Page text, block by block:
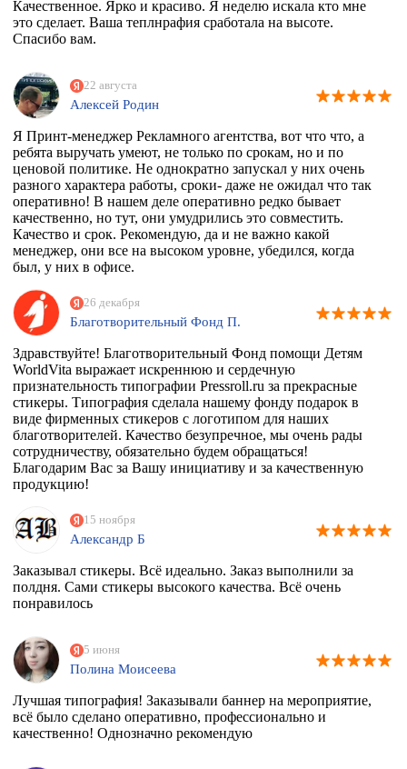
Качественное. Ярко и красиво. Я неделю искала кто мне
это сделает. Ваша теплнрафия сработала на высоте.
Спасибо вам.
22 августа
Алексей Родин
Я Принт-менеджер Рекламного агентства, вот что что, а
ребята выручать умеют, не только по срокам, но и по
ценовой политике. Не однократно запускал у них очень
разного характера работы, сроки- даже не ожидал что так
оперативно! В нашем деле оперативно редко бывает
качественно, но тут, они умудрились это совместить.
Качество и срок. Рекомендую, да и не важно какой
менеджер, они все на высоком уровне, убедился, когда
был, у них в офисе.
26 декабря
Благотворительный Фонд П.
Здравствуйте! Благотворительный Фонд помощи Детям
WorldVita выражает искреннюю и сердечную
признательность типографии Pressroll.ru за прекрасные
стикеры. Типография сделала нашему фонду подарок в
виде фирменных стикеров с логотипом для наших
благотворителей. Качество безупречное, мы очень рады
сотрудничеству, обязательно будем обращаться!
Благодарим Вас за Вашу инициативу и за качественную
продукцию!
15 ноября
Александр Б
Заказывал стикеры. Всё идеально. Заказ выполнили за
полдня. Сами стикеры высокого качества. Всё очень
понравилось
5 июня
Полина Моисеева
Лучшая типография! Заказывали баннер на мероприятие,
всё было сделано оперативно, профессионально и
качественно! Однозначно рекомендую